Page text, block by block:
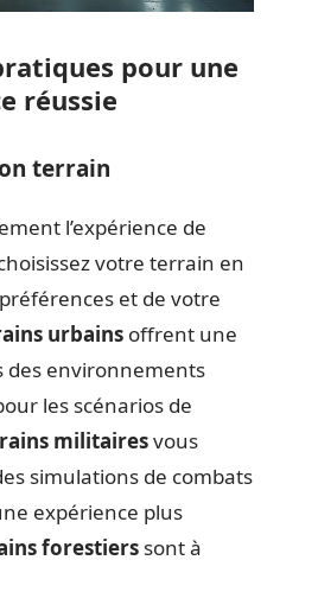
pour une
réussie
terrain
l’expérience de
votre terrain en
et de votre
urbains offrent une
des environnements
les scénarios de
militairesvous
simulations de combats
expérience plus
forestiers sont à